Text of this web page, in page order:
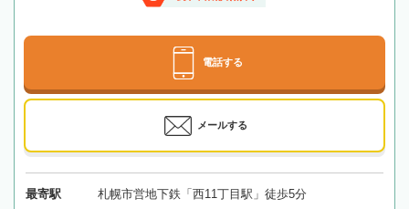
電話する
メールする
最寄駅 札幌市営地下鉄「西11丁目駅」徒歩5分